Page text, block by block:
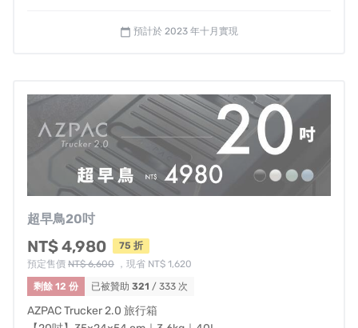
合理價格的高品質旅行箱
calendar_today 預計於 2023 年十月實現
超早鳥20吋
NT$ 4,980
75 折
預定售價 NT$ 6,600 ，現省 NT$ 1,620
剩餘 12 份
已被贊助 321 / 333 次
AZPAC Trucker 2.0 旅行箱